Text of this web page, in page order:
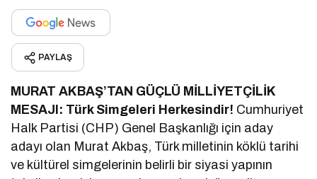
PAYLAŞ
MURAT AKBAŞ’TAN GÜÇLÜ MİLLİYETÇİLİK
MESAJI: Türk Simgeleri Herkesindir! Cumhuriyet
Halk Partisi (CHP) Genel Başkanlığı için aday
adayı olan Murat Akbaş, Türk milletinin köklü tarihi
ve kültürel simgelerinin belirli bir siyasi yapının